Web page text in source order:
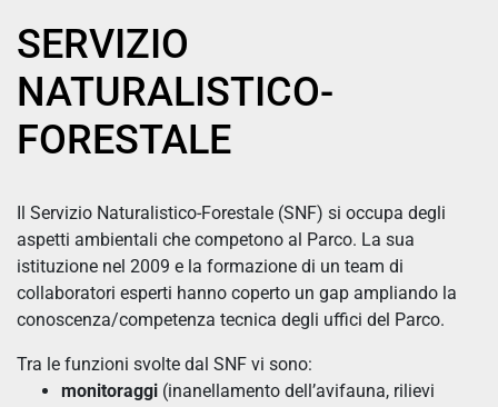
SERVIZIO
NATURALISTICO-
FORESTALE
Il Servizio Naturalistico-Forestale (SNF) si occupa degli
aspetti ambientali che competono al Parco. La sua
istituzione nel 2009 e la formazione di un team di
collaboratori esperti hanno coperto un gap ampliando la
conoscenza/competenza tecnica degli uffici del Parco.
Tra le funzioni svolte dal SNF vi sono:
monitoraggi (inanellamento dell’avifauna, rilievi